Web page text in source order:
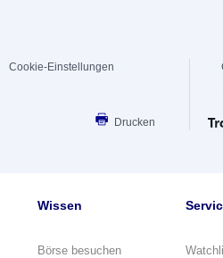
Cookie-Einstellungen
Drucken
Wissen
Börse besuchen